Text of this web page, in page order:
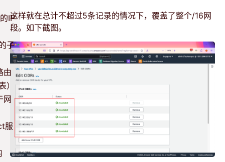
IP
子
由
）
网
服
这样就在总计不超过5条记录的情况下，覆盖了整个/16网
段。如下截图。